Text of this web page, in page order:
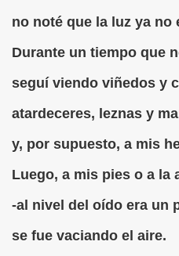
no noté que la luz ya no
Durante un tiempo que
seguí viendo viñedos y
atardeceres, leznas y
y, por supuesto, a mis
Luego, a mis pies o a la
-al nivel del oído era un
se fue vaciando el aire.
1ª Escuela de Ciegos
06-09 (Pedro Zurita)
(Francisco Javier